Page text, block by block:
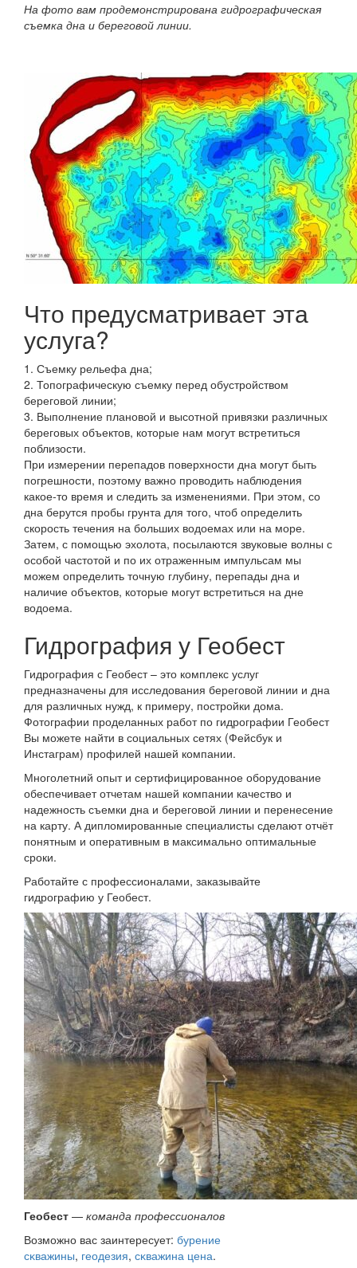
На фото вам продемонстрирована гидрографическая
съемка дна и береговой линии.
Что предусматривает эта
услуга?
1. Съемку рельефа дна;
2. Топографическую съемку перед обустройством
береговой линии;
3. Выполнение плановой и высотной привязки различных
береговых объектов, которые нам могут встретиться
поблизости.
При измерении перепадов поверхности дна могут быть
погрешности, поэтому важно проводить наблюдения
какое-то время и следить за изменениями. При этом, со
дна берутся пробы грунта для того, чтоб определить
скорость течения на больших водоемах или на море.
Затем, с помощью эхолота, посылаются звуковые волны с
особой частотой и по их отраженным импульсам мы
можем определить точную глубину, перепады дна и
наличие объектов, которые могут встретиться на дне
водоема.
Гидрография у Геобест
Гидрография с Геобест – это комплекс услуг
предназначены для исследования береговой линии и дна
для различных нужд, к примеру, постройки дома.
Фотографии проделанных работ по гидрографии Геобест
Вы можете найти в социальных сетях (Фейсбук и
Инстаграм) профилей нашей компании.
Многолетний опыт и сертифицированное оборудование
обеспечивает отчетам нашей компании качество и
надежность съемки дна и береговой линии и перенесение
на карту. А дипломированные специалисты сделают отчёт
понятным и оперативным в максимально оптимальные
сроки.
Работайте с профессионалами, заказывайте
гидрографию у Геобест.
Геобест — команда профессионалов
Возможно вас заинтересует: бурение
сĸважины, геодезия, сĸважина цена.